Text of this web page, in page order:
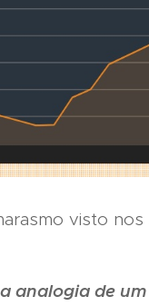
visto nos
analogia de